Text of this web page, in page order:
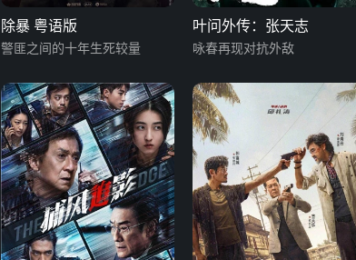
除暴 粤语版
警匪之间的十年生死较量
叶问外传：张天志
咏春再现对抗外敌